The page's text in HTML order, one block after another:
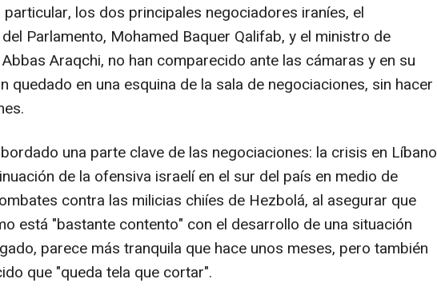
particular, los dos principales negociadores iraníes, el
Parlamento, Mohamed Baquer Qalifab, y el ministro de
Araqchi, no han comparecido ante las cámaras y en su
quedado en una esquina de la sala de negociaciones, sin hacer
una parte clave de las negociaciones: la crisis en Líbano
de la ofensiva israelí en el sur del país en medio de
contra las milicias chiíes de Hezbolá, al asegurar que
está "bastante contento" con el desarrollo de una situación
parece más tranquila que hace unos meses, pero también
que "queda tela que cortar".